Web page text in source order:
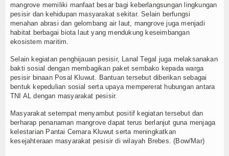
mangrove memiliki manfaat besar bagi keberlangsungan lingkungan
pesisir dan kehidupan masyarakat sekitar. Selain berfungsi
menahan abrasi dan gelombang air laut, mangrove juga menjadi
habitat berbagai biota laut yang mendukung keseimbangan
ekosistem maritim.
Selain kegiatan penghijauan pesisir, Lanal Tegal juga melaksanakan
bakti sosial dengan membagikan paket sembako kepada warga
pesisir binaan Posal Kluwut. Bantuan tersebut diberikan sebagai
bentuk kepedulian sosial serta upaya mempererat hubungan antara
TNI AL dengan masyarakat pesisir.
Masyarakat setempat menyambut positif kegiatan tersebut dan
berharap penanaman mangrove dapat terus berlanjut guna menjaga
kelestarian Pantai Cemara Kluwut serta meningkatkan
kesejahteraan masyarakat pesisir di wilayah Brebes. (Bow/Mar)